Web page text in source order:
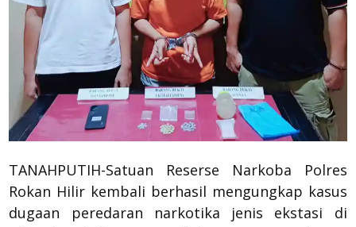
TANAHPUTIH-Satuan Reserse Narkoba Polres
Rokan Hilir kembali berhasil mengungkap kasus
dugaan peredaran narkotika jenis ekstasi di